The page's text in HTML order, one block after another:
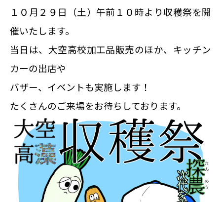
１０月２９日（土）午前１０時より収穫祭を開
催いたします。
当日は、大空高校加工品販売のほか、キッチン
カーの出店や
バザー、イベントも実施します！
たくさんのご来場をお待ちしております。